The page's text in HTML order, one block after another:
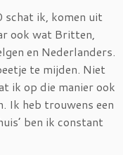
schat ik, komen uit
ook wat Britten,
en Nederlanders.
te mijden. Niet
ik op die manier ook
Ik heb trouwens een
ben ik constant